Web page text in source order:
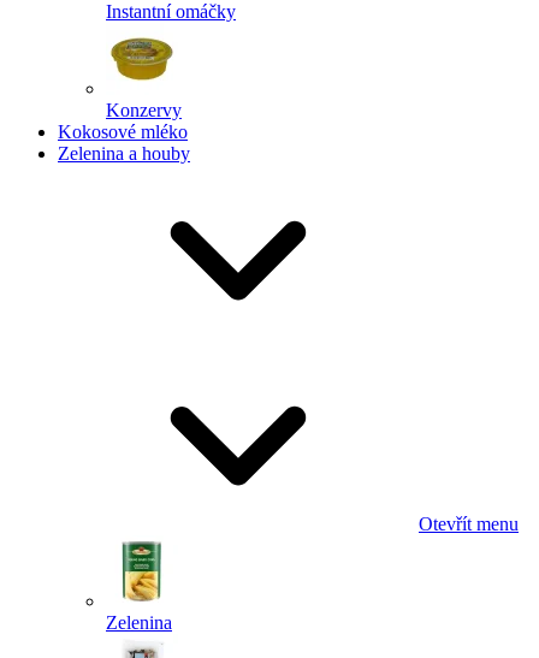
Instantní omáčky
Konzervy
Kokosové mléko
Zelenina a houby
Otevřít menu
Zelenina